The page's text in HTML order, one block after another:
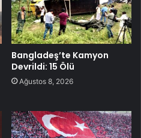
Bangladeş’te Kamyon
Devrildi: 15 Ölü
Ağustos 8, 2026